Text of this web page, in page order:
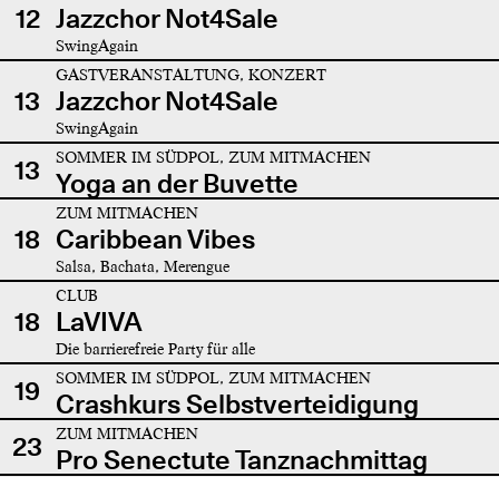
12 Jazzchor Not4Sale
SwingAgain
13
GASTVERANSTALTUNG, KONZERT
Jazzchor Not4Sale
SwingAgain
13 SOMMER IM SÜDPOL, ZUM MITMACHEN
Yoga an der Buvette
18
ZUM MITMACHEN
Caribbean Vibes
Salsa, Bachata, Merengue
18
CLUB
LaVIVA
Die barrierefreie Party für alle
19 SOMMER IM SÜDPOL, ZUM MITMACHEN
Crashkurs Selbstverteidigung
23
ZUM MITMACHEN
Pro Senectute Tanznachmittag